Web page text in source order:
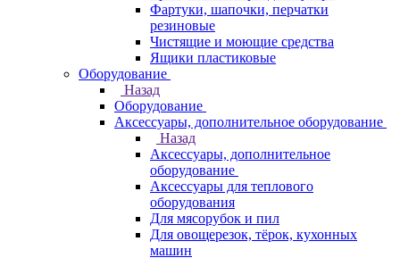
Фартуки, шапочки, перчатки
резиновые
Чистящие и моющие средства
Ящики пластиковые
Оборудование
Назад
Оборудование
Аксессуары, дополнительное оборудование
Назад
Аксессуары, дополнительное
оборудование
Аксессуары для теплового
оборудования
Для мясорубок и пил
Для овощерезок, тёрок, кухонных
машин